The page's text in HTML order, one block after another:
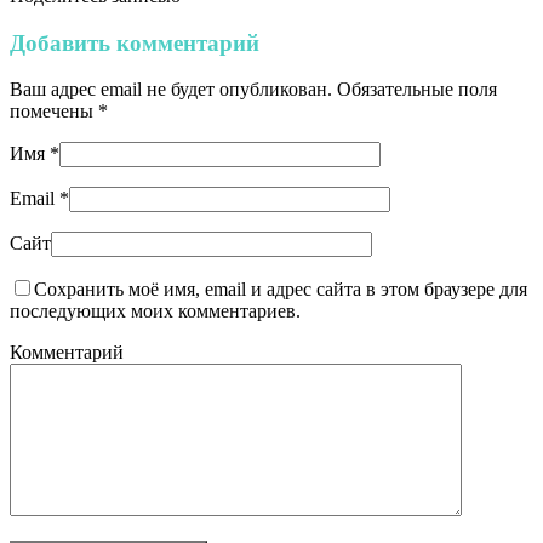
Добавить комментарий
Ваш адрес email не будет опубликован. Обязательные поля
помечены *
Имя *
Email *
Сайт
Сохранить моё имя, email и адрес сайта в этом браузере для
последующих моих комментариев.
Комментарий